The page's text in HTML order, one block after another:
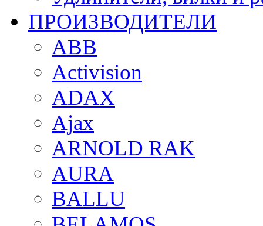
ПРОИЗВОДИТЕЛИ
ABB
Activision
ADAX
Ajax
ARNOLD RAK
AURA
BALLU